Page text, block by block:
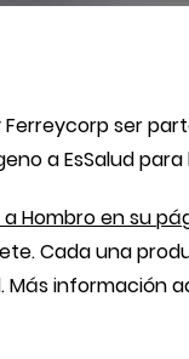
Ferreycorp ser
a EsSalud
Hombro en su
Cada una
Más información